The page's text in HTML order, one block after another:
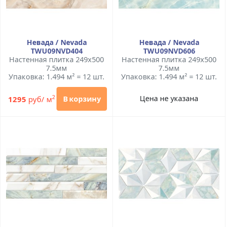
Невада / Nevada
TWU09NVD404
Настенная плитка 249x500
7.5мм
Упаковка: 1.494 м² = 12 шт.
1295 руб/ м2 В корзину
Невада / Nevada
TWU09NVD606
Настенная плитка 249x500
7.5мм
Упаковка: 1.494 м² = 12 шт.
Цена не указана